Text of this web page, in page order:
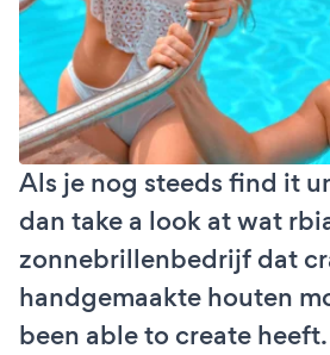
Als je nog steeds find it
dan take a look at wat
zonnebrillenbedrijf dat
handgemaakte houten
been able to create heeft.